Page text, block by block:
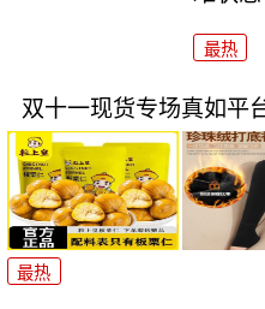
最热
双十一现货专场真如平
最热